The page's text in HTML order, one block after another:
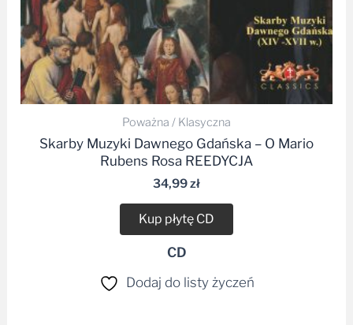
Poważna / Klasyczna
Skarby Muzyki Dawnego Gdańska – O Mario
Rubens Rosa REEDYCJA
34,99zł
Kup płytę CD
CD
Dodaj do listy życzeń